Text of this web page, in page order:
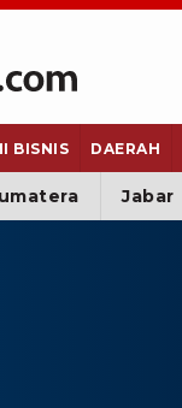
BISNIS DAERAH
Jabar